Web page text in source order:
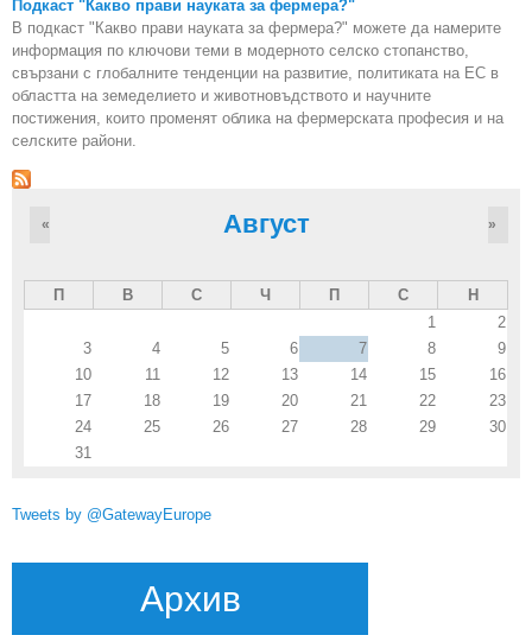
Подкаст "Какво прави науката за фермера?"
В подкаст "Какво прави науката за фермера?" можете да намерите
информация по ключови теми в модерното селско стопанство,
свързани с глобалните тенденции на развитие, политиката на ЕС в
областта на земеделието и животновъдството и научните
постижения, които променят облика на фермерската професия и на
селските райони.
Август
« »
П В С Ч П С
Н
1
2
3
4 5 6 7 8
9
10
11 12 13 14 15
16
17
18 19 20 21 22
23
24
25 26 27 28 29
30
31
Tweets by @GatewayEurope
Архив